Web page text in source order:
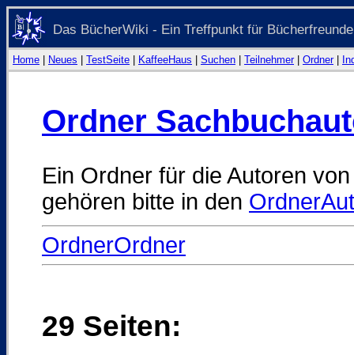
Das BücherWiki - Ein Treffpunkt für Bücherfreunde
Home Neues TestSeite KaffeeHaus Suchen Teilnehmer| Ordner|
Ordner
Ein Ordner für die Autoren
gehören bitte in den
OrdnerOrdner
29 Seiten: